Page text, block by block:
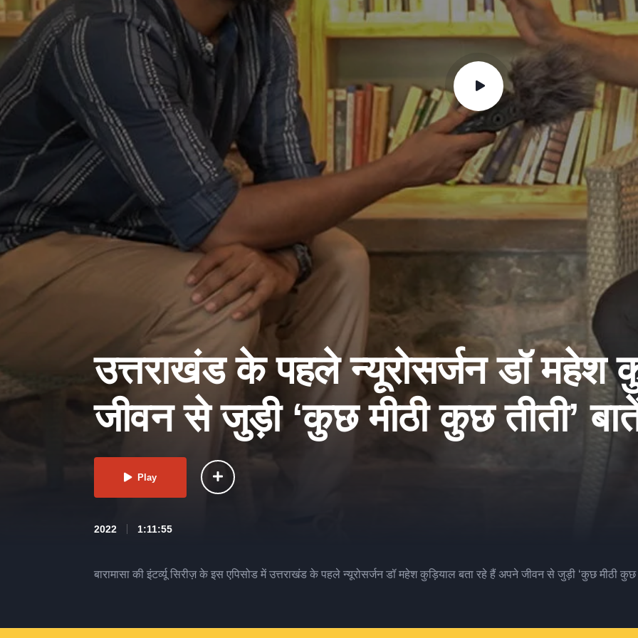
उत्तराखंड के पहले न्यूरोसर्जन डॉ महेश
जीवन से जुड़ी ‘कुछ मीठी कुछ तीती’
Play
2022 1:11:55
बारामासा की इंटर्व्यू सिरीज़ के इस एपिसोड में उत्तराखंड के पहले न्यूरोसर्जन डॉ महेश कुड़ियाल बता रहे हैं अपने जीवन से जुड़ी ‘कुछ मीठी कुछ